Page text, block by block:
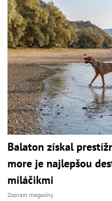
Balaton získal
more je najlepšou
miláčikmi
Zoznam magazíny